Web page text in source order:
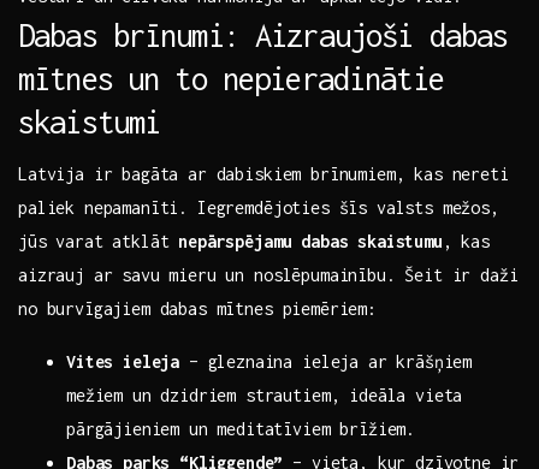
Dabas brīnumi: Aizraujoši ​dabas‌
mītnes⁣ un to nepieradinātie
skaistumi
Latvija ​ir bagāta ar dabiskiem brīnumiem, kas nereti
paliek nepamanīti. Iegremdējoties šīs valsts mežos,
jūs varat‌ atklāt nepārspējamu dabas skaistumu , kas
aizrauj ar savu mieru un noslēpumainību. Šeit ir daži
no burvīgajiem dabas mītnes piemēriem:
Vites ieleja – gleznaina ieleja ar krāšņiem
mežiem un dzidriem strautiem, ideāla vieta
pārgājieniem un meditatīviem brīžiem.
Dabas parks “Kliggende” – vieta, kur dzīvotne ir